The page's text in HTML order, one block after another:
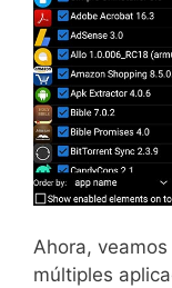
Ahora,
múltiples